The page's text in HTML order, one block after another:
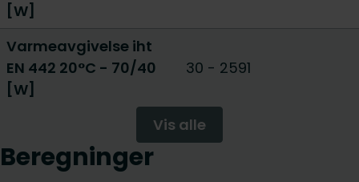
[W]
Varmeavgivelse iht
EN 442 20°C - 70/40
[W]
30 - 2591
Vis alle
Beregninger